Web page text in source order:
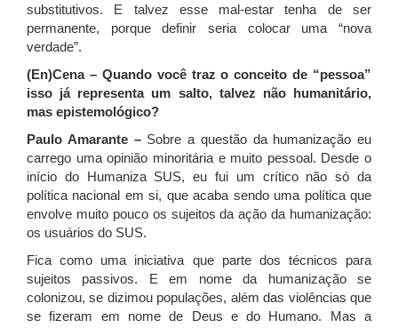
substitutivos. E talvez esse mal-estar tenha de ser
permanente, porque definir seria colocar uma “nova
verdade”.
(En)Cena – Quando você traz o conceito de “pessoa”
isso já representa um salto, talvez não humanitário,
mas epistemológico?
Paulo Amarante – Sobre a questão da humanização eu
carrego uma opinião minoritária e muito pessoal. Desde o
início do Humaniza SUS, eu fui um crítico não só da
política nacional em si, que acaba sendo uma política que
envolve muito pouco os sujeitos da ação da humanização:
os usuários do SUS.
Fica como uma iniciativa que parte dos técnicos para
sujeitos passivos. E em nome da humanização se
colonizou, se dizimou populações, além das violências que
se fizeram em nome de Deus e do Humano. Mas a